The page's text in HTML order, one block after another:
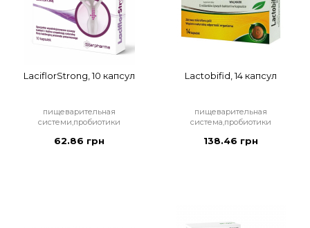
LaciflorStrong, 10 капсул
пищеварительная
системи,пробиотики
62.86 грн
Lactobifid, 14 капсул
пищеварительная
система,пробиотики
138.46 грн